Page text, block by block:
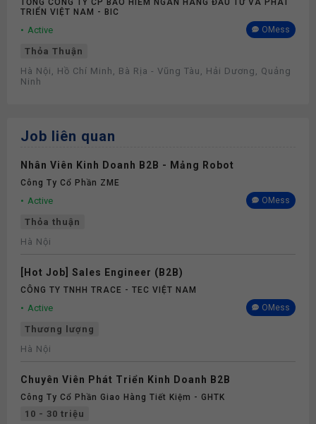
TỔNG CÔNG TY CP BẢO HIỂM NGÂN HÀNG ĐẦU TƯ VÀ PHÁT
TRIỂN VIỆT NAM - BIC
Active OMess
Thỏa Thuận
Hà Nội, Hồ Chí Minh, Bà Rịa - Vũng Tàu, Hải Dương, Quảng
Ninh
Job liên quan
Nhân Viên Kinh Doanh B2B - Mảng Robot
Công Ty Cổ Phần ZME
Active OMess
Thỏa thuận
Hà Nội
[Hot Job] Sales Engineer (B2B)
CÔNG TY TNHH TRACE - TEC VIỆT NAM
Active OMess
Thương lượng
Hà Nội
Chuyên Viên Phát Triển Kinh Doanh B2B
Công Ty Cổ Phần Giao Hàng Tiết Kiệm - GHTK
10 - 30 triệu